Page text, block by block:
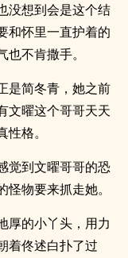
没想到会是这个结
和怀里一直护着的
不肯撒手。
是简冬青，她之前
文曜这个哥哥天天
格。
觉到文曜哥哥的恐
物要来抓走她。
厚的小丫头，用力
着佟述白扑了过